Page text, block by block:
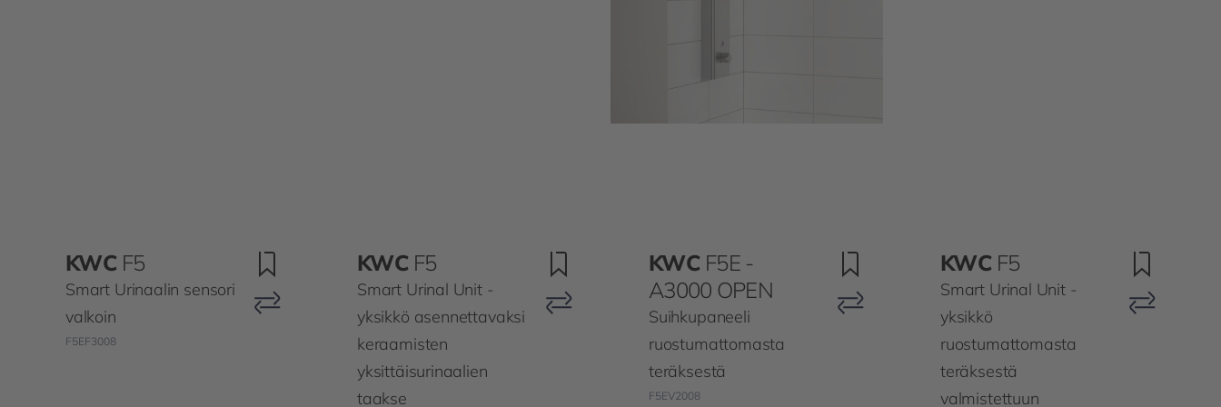
KWC F5
Smart Urinaalin sensori
valkoin
F5EF3008
KWC F5
Smart Urinal Unit -
yksikkö asennettavaksi
keraamisten
yksittäisurinaalien
taakse
KWC F5E -
A3000 OPEN
Suihkupaneeli
ruostumattomasta
teräksestä
F5EV2008
KWC F5
Smart Urinal Unit -
yksikkö
ruostumattomasta
teräksestä
valmistettuun